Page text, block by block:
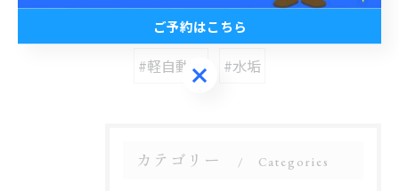
#ホイール洗浄
#福岡
#軽自動車
#水垢
カテゴリー Categories
ご予約はこちら
ご予約はこちら